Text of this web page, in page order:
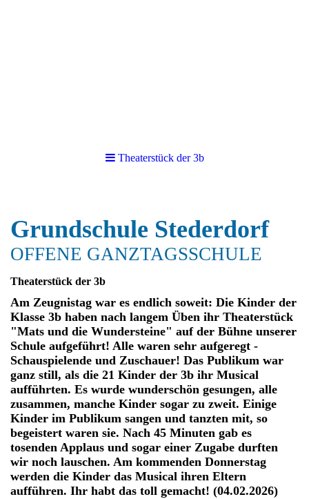
Theaterstück der 3b
Grundschule Stederdorf
OFFENE GANZTAGSSCHULE
Theaterstück der 3b
Am Zeugnistag war es endlich soweit: Die Kinder der
Klasse 3b haben nach langem Üben ihr Theaterstück
"Mats und die Wundersteine" auf der Bühne unserer
Schule aufgeführt! Alle waren sehr aufgeregt -
Schauspielende und Zuschauer! Das Publikum war
ganz still, als die 21 Kinder der 3b ihr Musical
aufführten. Es wurde wunderschön gesungen, alle
zusammen, manche Kinder sogar zu zweit. Einige
Kinder im Publikum sangen und tanzten mit, so
begeistert waren sie. Nach 45 Minuten gab es
tosenden Applaus und sogar einer Zugabe durften
wir noch lauschen. Am kommenden Donnerstag
werden die Kinder das Musical ihren Eltern
aufführen. Ihr habt das toll gemacht! (04.02.2026)